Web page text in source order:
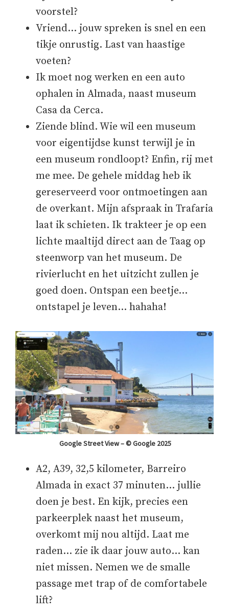
voorstel?
Vriend… jouw spreken is snel en een
tikje onrustig. Last van haastige
voeten?
Ik moet nog werken en een auto
ophalen in Almada, naast museum
Casa da Cerca.
Ziende blind. Wie wil een museum
voor eigentijdse kunst terwijl je in
een museum rondloopt? Enfin, rij met
me mee. De gehele middag heb ik
gereserveerd voor ontmoetingen aan
de overkant. Mijn afspraak in Trafaria
laat ik schieten. Ik trakteer je op een
lichte maaltijd direct aan de Taag op
steenworp van het museum. De
rivierlucht en het uitzicht zullen je
goed doen. Ontspan een beetje…
ontstapel je leven… hahaha!
Google Street View – © Google 2025
A2, A39, 32,5 kilometer, Barreiro
Almada in exact 37 minuten… jullie
doen je best. En kijk, precies een
parkeerplek naast het museum,
overkomt mij nou altijd. Laat me
raden… zie ik daar jouw auto… kan
niet missen. Nemen we de smalle
passage met trap of de comfortabele
lift?